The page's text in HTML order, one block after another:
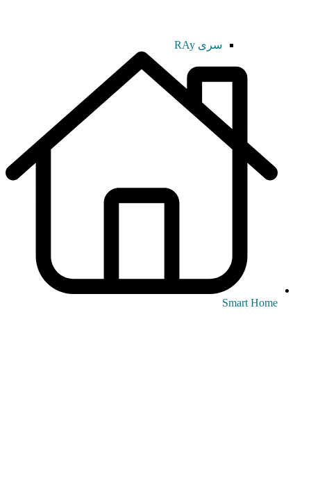
سری RAy
Smart Home